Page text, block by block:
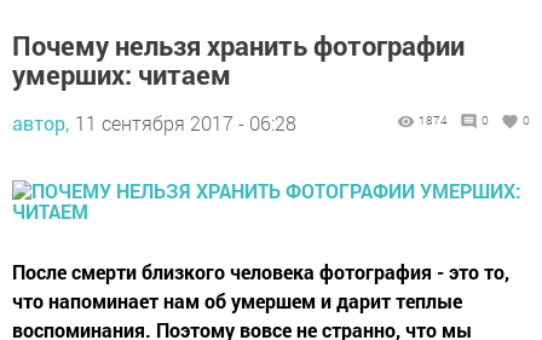
Почему нельзя хранить фотографии
умерших: читаем
автор, 11 сентября 2017 - 06:28 1874 0 0
После смерти близкого человека фотография - это то,
что напоминает нам об умершем и дарит теплые
воспоминания. Поэтому вовсе не странно, что мы